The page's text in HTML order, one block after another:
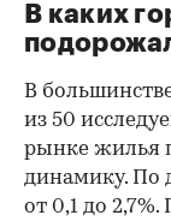
В каких
В
из 50
рынке жилья
динамику. По
от 0,1 до